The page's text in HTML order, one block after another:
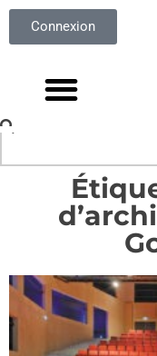
Connexion